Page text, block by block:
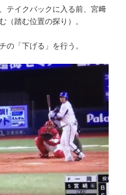
テイクバックに入る前、宮﨑
（踏む位置の探り）。
の「下げる」を行う。